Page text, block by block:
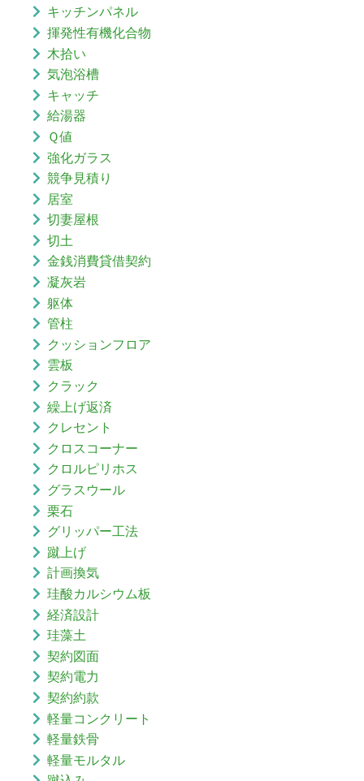
キッチンパネル
揮発性有機化合物
木拾い
気泡浴槽
キャッチ
給湯器
Ｑ値
強化ガラス
競争見積り
居室
切妻屋根
切土
金銭消費貸借契約
凝灰岩
躯体
管柱
クッションフロア
雲板
クラック
繰上げ返済
クレセント
クロスコーナー
クロルピリホス
グラスウール
栗石
グリッパー工法
蹴上げ
計画換気
珪酸カルシウム板
経済設計
珪藻土
契約図面
契約電力
契約約款
軽量コンクリート
軽量鉄骨
軽量モルタル